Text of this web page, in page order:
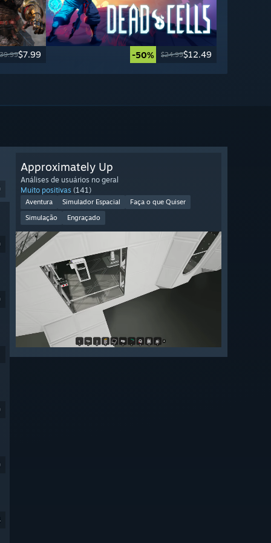
$7.99 -50% $24.99$12.49
Approximately Up
Análises de usuários no geral
Muito positivas (141)
Aventura Simulador Espacial
Faça o que Quiser
Simulação
Engraçado